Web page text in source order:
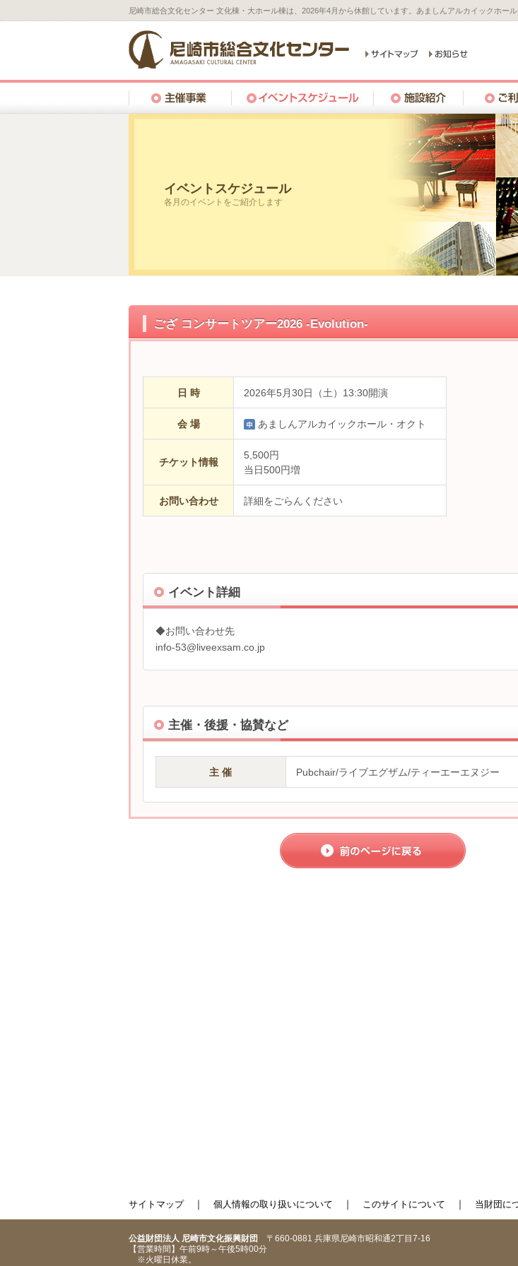
尼崎市総合文化センター 文化棟・大ホール棟は、2026年4月から休館しています。あましんアルカイックホー
イベントスケジュール
各月のイベントをご紹介します
ござ コンサートツアー2026 -Evolution-
日 時 2026年5月30日（土）13:30開演
会 場 あましんアルカイックホール・オクト
チケット情報
5,500円
当日500円増
お問い合わせ 詳細をごらんください
イベント詳細
◆お問い合わせ先
info-53@liveexsam.co.jp
主催・後援・協賛など
主 催 Pubchair/ライブエグザム/ティーエーエヌジー
サイトマップ｜ 個人情報の取り扱いについて ｜ このサイトについて ｜ 当財団に
公益財団法人 尼崎市文化振興財団 〒660-0881 兵庫県尼崎市昭和通2丁目7-16
【営業時間】午前9時～午後5時00分
※火曜日休業。